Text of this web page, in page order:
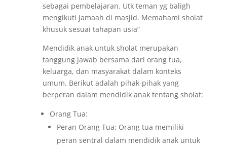
sebagai pembelajaran. Utk teman yg baligh
mengikuti jamaah di masjid. Memahami sholat
khusuk sesuai tahapan usia”
Mendidik anak untuk sholat merupakan
tanggung jawab bersama dari orang tua,
keluarga, dan masyarakat dalam konteks
umum. Berikut adalah pihak-pihak yang
berperan dalam mendidik anak tentang sholat:
Orang Tua:
Peran Orang Tua: Orang tua memiliki
peran sentral dalam mendidik anak untuk